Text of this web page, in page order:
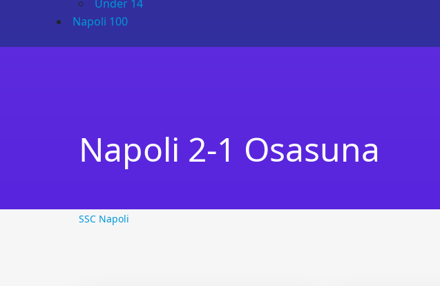
Under 14
Napoli 100
Napoli 2-1 Osasuna
SSC Napoli